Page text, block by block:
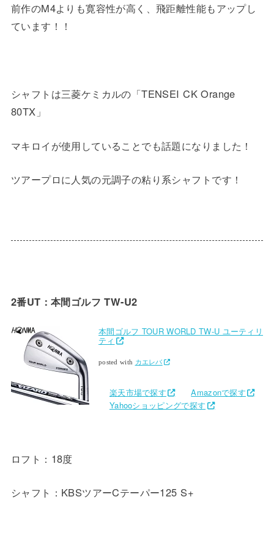
前作のM4よりも寛容性が高く、飛距離性能もアップし
ています！！
シャフトは三菱ケミカルの「TENSEI CK Orange
80TX」
マキロイが使用していることでも話題になりました！
ツアープロに人気の元調子の粘り系シャフトです！
2番UT：本間ゴルフ TW-U2
本間ゴルフ TOUR WORLD TW-U ユーティリ
ティ
posted with カエレバ
楽天市場で探す
Amazonで探す
Yahooショッピングで探す
ロフト：18度
シャフト：KBSツアーCテーパー125 S+